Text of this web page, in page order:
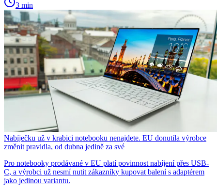
3 min
Nabíječku už v krabici notebooku nenajdete. EU donutila výrobce
změnit pravidla, od dubna jedině za své
Pro notebooky prodávané v EU platí povinnost nabíjení přes USB-
C, a výrobci už nesmí nutit zákazníky kupovat balení s adaptérem
jako jedinou variantu.